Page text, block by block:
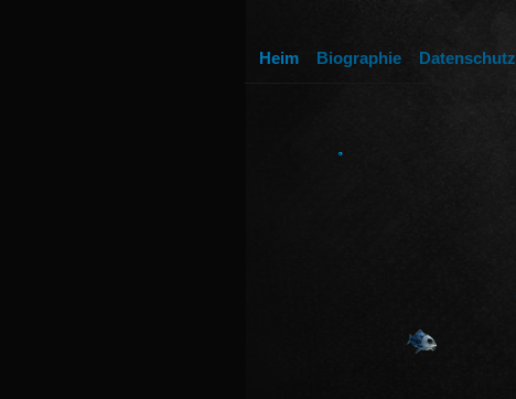
Heim Biographie Datenschutz